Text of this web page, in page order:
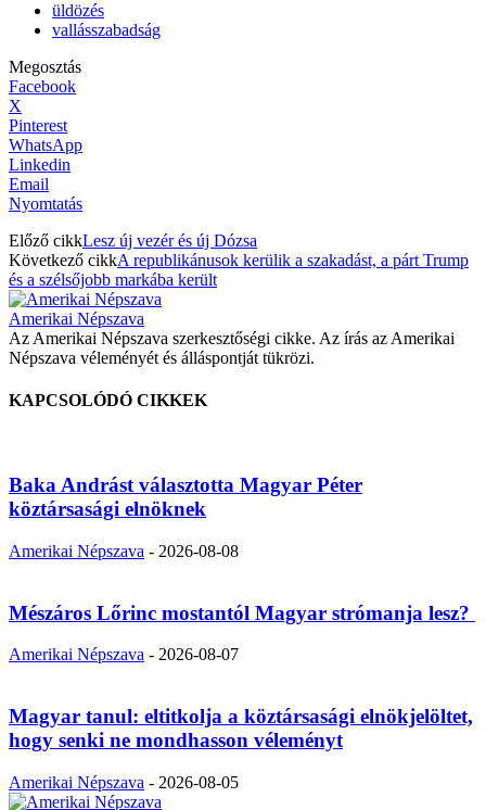
üldözés
vallásszabadság
Megosztás
Facebook
X
Pinterest
WhatsApp
Linkedin
Email
Nyomtatás
Előző cikkLesz új vezér és új Dózsa
Következő cikkA republikánusok kerülik a szakadást, a párt Trump
és a szélsőjobb markába került
Amerikai Népszava
Az Amerikai Népszava szerkesztőségi cikke. Az írás az Amerikai
Népszava véleményét és álláspontját tükrözi.
KAPCSOLÓDÓ CIKKEK
Baka Andrást választotta Magyar Péter
köztársasági elnöknek
Amerikai Népszava - 2026-08-08
Mészáros Lőrinc mostantól Magyar strómanja lesz?
Amerikai Népszava - 2026-08-07
Magyar tanul: eltitkolja a köztársasági elnökjelöltet,
hogy senki ne mondhasson véleményt
Amerikai Népszava - 2026-08-05